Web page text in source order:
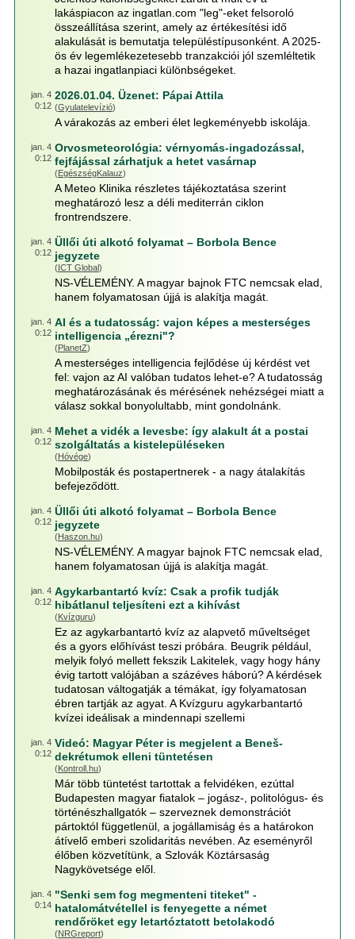
lakáspiacon az ingatlan.com "leg"-eket felsoroló
összeállítása szerint, amely az értékesítési idő
alakulását is bemutatja településtípusonként. A 2025-
ös év legemlékezetesebb tranzakciói jól szemléltetik
a hazai ingatlanpiaci különbségeket.
jan. 4
0:12
2026.01.04. Üzenet: Pápai Attila
(Gyulatelevízió)
A várakozás az emberi élet legkeményebb iskolája.
jan. 4
0:12
Orvosmeteorológia: vérnyomás-ingadozással,
fejfájással zárhatjuk a hetet vasárnap
(EgészségKalauz)
A Meteo Klinika részletes tájékoztatása szerint
meghatározó lesz a déli mediterrán ciklon
frontrendszere.
jan. 4
0:12
Üllői úti alkotó folyamat – Borbola Bence
jegyzete
(ICT Global)
NS-VÉLEMÉNY. A magyar bajnok FTC nemcsak elad,
hanem folyamatosan újjá is alakítja magát.
jan. 4
0:12
AI és a tudatosság: vajon képes a mesterséges
intelligencia „érezni"?
(PlanetZ)
A mesterséges intelligencia fejlődése új kérdést vet
fel: vajon az AI valóban tudatos lehet-e? A tudatosság
meghatározásának és mérésének nehézségei miatt a
válasz sokkal bonyolultabb, mint gondolnánk.
jan. 4
0:12
Mehet a vidék a levesbe: így alakult át a postai
szolgáltatás a kistelepüléseken
(Hóvége)
Mobilposták és postapertnerek - a nagy átalakítás
befejeződött.
jan. 4
0:12
Üllői úti alkotó folyamat – Borbola Bence
jegyzete
(Haszon.hu)
NS-VÉLEMÉNY. A magyar bajnok FTC nemcsak elad,
hanem folyamatosan újjá is alakítja magát.
jan. 4
0:12
Agykarbantartó kvíz: Csak a profik tudják
hibátlanul teljesíteni ezt a kihívást
(Kvízguru)
Ez az agykarbantartó kvíz az alapvető műveltséget
és a gyors előhívást teszi próbára. Beugrik például,
melyik folyó mellett fekszik Lakitelek, vagy hogy hány
évig tartott valójában a százéves háború? A kérdések
tudatosan váltogatják a témákat, így folyamatosan
ébren tartják az agyat. A Kvízguru agykarbantartó
kvízei ideálisak a mindennapi szellemi
jan. 4
0:12
Videó: Magyar Péter is megjelent a Beneš-
dekrétumok elleni tüntetésen
(Kontroll.hu)
Már több tüntetést tartottak a felvidéken, ezúttal
Budapesten magyar fiatalok – jogász-, politológus- és
történészhallgatók – szerveznek demonstrációt
pártoktól függetlenül, a jogállamiság és a határokon
átívelő emberi szolidaritás nevében. Az eseményről
élőben közvetítünk, a Szlovák Köztársaság
Nagykövetsége elől.
jan. 4
0:14
"Senki sem fog megmenteni titeket" -
hatalomátvétellel is fenyegette a német
rendőröket egy letartóztatott betolakodó
(NRGreport)